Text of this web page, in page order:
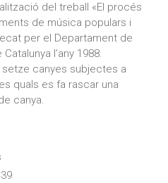
del treball «El procés
de música populars i
per el Departament de
l’any 1988.
setze canyes subjectes a
quals es fa rascar una
canya.